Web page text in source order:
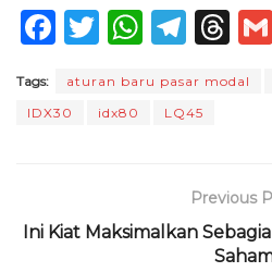
F
c
e
o
T
it
te
W
a
ts
p
T
e
g
m
T
re
s
Tags: aturan baru pasar modal
IDX30
idx80 LQ45
Previous
Ini Kiat Maksimalkan